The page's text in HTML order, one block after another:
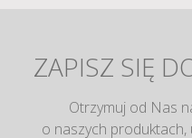
ZAPISZ SIĘ
Otrzymuj od Nas
o naszych produktach,